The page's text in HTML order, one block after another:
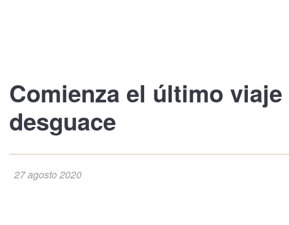
Comienza el último viaje
desguace
27 agosto 2020